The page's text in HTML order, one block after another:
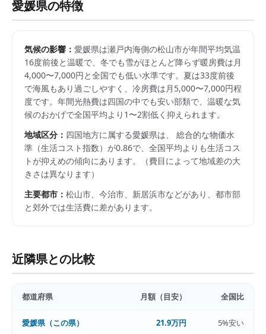
愛媛県の特徴
気候の影響： 愛媛県は瀬戸内海側の松山市が年間平均気温
16度前後と温暖で、冬でも雪がほとんど降らず暖房費は月
4,000〜7,000円と全国でも低い水準です。夏は33度前後
で海風もあり過ごしやすく、冷房費は月5,000〜7,000円程
度です。年間光熱費は四国の中でも安い部類で、温暖な気
候のおかげで全国平均より1〜2割低く抑えられます。
地域区分： 四国地方に属する愛媛県は、 総合的な物価水
準（生活コスト指数）が0.86で、 全国平均よりも生活コス
トが抑えめの傾向にあります。
（費目によって地域差の大
きさは異なります）
主要都市： 松山市、今治市、新居浜市などがあり、都市部
と郊外では生活費に差があります。
近隣県との比較
都道府県 月額（目安） 全国比
愛媛県（この県） 21.9万円 5%安い